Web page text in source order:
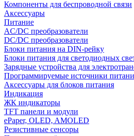
Компоненты для беспроводной связи
Аксессуары
Питание
AC/DC преобразователи
DC/DC преобразователи
Блоки питания на DIN-рейку
Блоки питания для светодиодных
Зарядные устройства для
Программируемые источники
Аксессуары для блоков питания
Индикация
ЖК индикаторы
TFT панели и модули
ePaper, OLED, AMOLED
Резистивные сенсоры